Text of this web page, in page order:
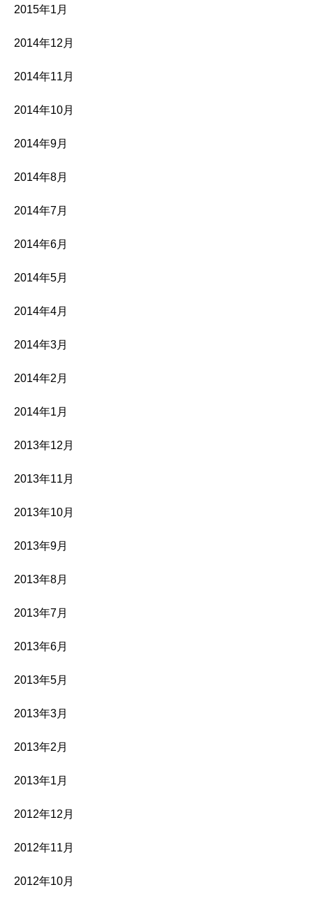
2015年1月
2014年12月
2014年11月
2014年10月
2014年9月
2014年8月
2014年7月
2014年6月
2014年5月
2014年4月
2014年3月
2014年2月
2014年1月
2013年12月
2013年11月
2013年10月
2013年9月
2013年8月
2013年7月
2013年6月
2013年5月
2013年3月
2013年2月
2013年1月
2012年12月
2012年11月
2012年10月